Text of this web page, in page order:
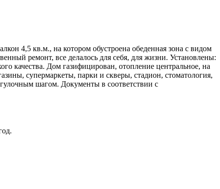
4,5 кв.м., на котором обустроена обеденная зона с видом
ремонт, все делалось для себя, для жизни. Установлены:
качества. Дом газифицирован, отопление центральное, на
супермаркеты, парки и скверы, стадион, стоматология,
шагом. Документы в соответствии с